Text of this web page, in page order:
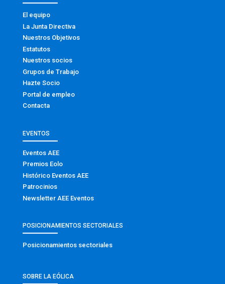
El equipo
La Junta Directiva
Nuestros Objetivos
Estatutos
Nuestros socios
Grupos de Trabajo
Hazte Socio
Portal de empleo
Contacta
EVENTOS
Eventos AEE
Premios Eolo
Histórico Eventos AEE
Patrocinios
Newsletter AEE Eventos
POSICIONAMIENTOS SECTORIALES
Posicionamientos sectoriales
SOBRE LA EÓLICA